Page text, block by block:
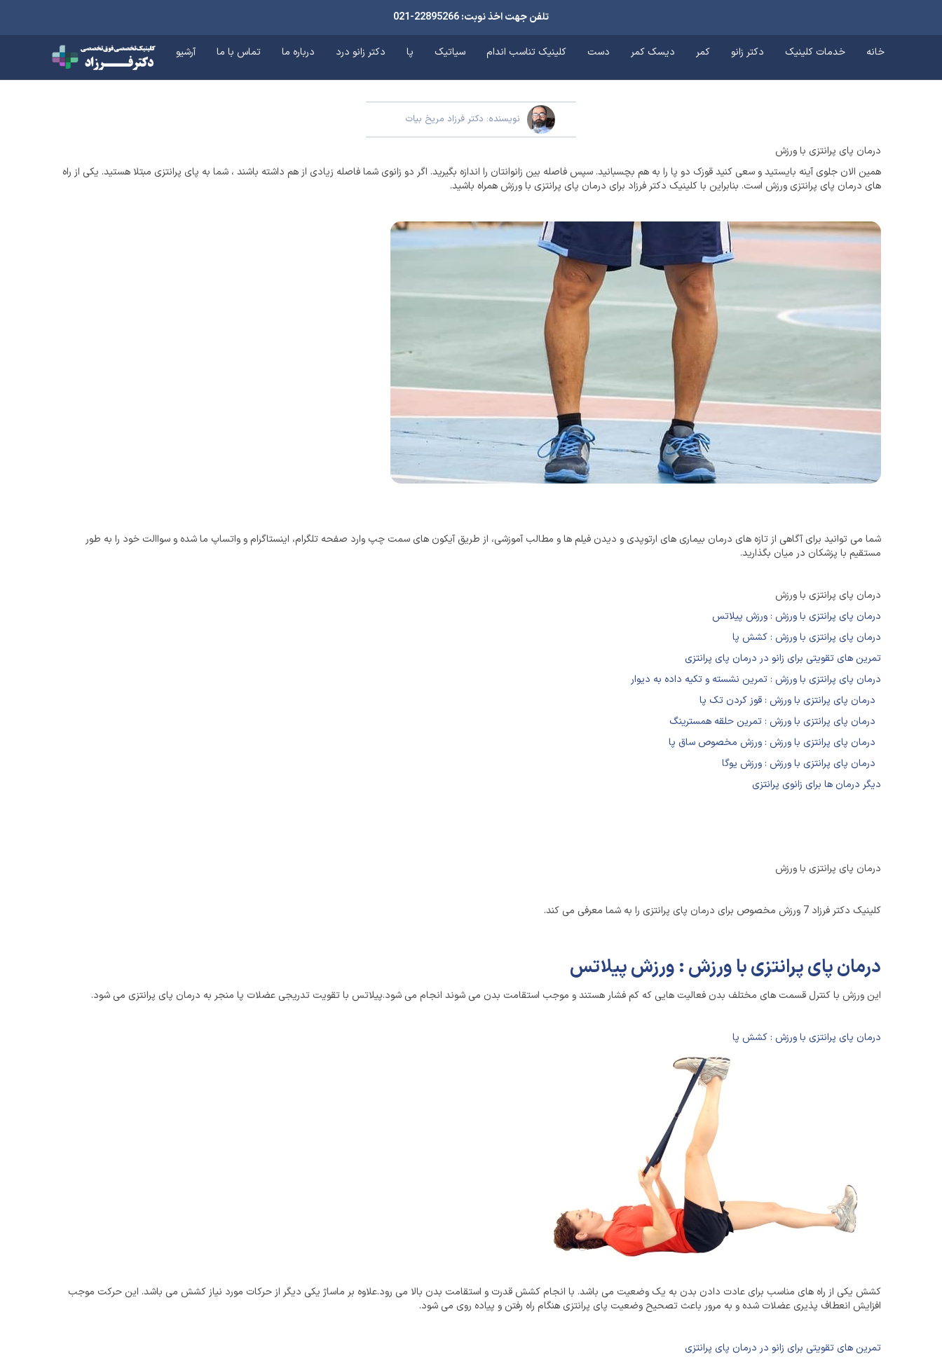
تلفن جهت اخذ نوبت: 22895266-021
خانه خدمات کلینیک دکتر زانو کمر دیسک کمر دست کلینیک تناسب اندام سیاتیک پا دکتر زانو درد درباره ما تماس با ما آرشیو
نویسنده: دکتر فرزاد مریخ بیات
درمان پای پرانتزی با ورزش
همین الان جلوی آینه بایستید و سعی کنید قوزک دو پا را به هم بچسبانید. سپس فاصله بین زانوانتان را اندازه بگیرید. اگر دو زانوی شما فاصله زیادی از هم داشته باشند ، شما به پای پرانتزی مبتلا هستید. یکی از راه
های درمان پای پرانتزی ورزش است. بنابراین با کلینیک دکتر فرزاد برای درمان پای پرانتزی با ورزش همراه باشید.
شما می توانید برای آگاهی از تازه های درمان بیماری های ارتوپدی و دیدن فیلم ها و مطالب آموزشی، از طریق آیکون های سمت چپ وارد صفحه تلگرام، اینستاگرام و واتساپ ما شده و سواالت خود را به طور
مستقیم با پزشکان در میان بگذارید.
درمان پای پرانتزی با ورزش
درمان پای پرانتزی با ورزش : ورزش پیلاتس
درمان پای پرانتزی با ورزش : کشش پا
تمرین های تقویتی برای زانو در درمان پای پرانتزی
درمان پای پرانتزی با ورزش : تمرین نشسته و تکیه داده به دیوار
درمان پای پرانتزی با ورزش : قوز کردن تک پا
درمان پای پرانتزی با ورزش : تمرین حلقه همسترینگ
درمان پای پرانتزی با ورزش : ورزش مخصوص ساق پا
درمان پای پرانتزی با ورزش : ورزش یوگا
دیگر درمان ها برای زانوی پرانتزی
درمان پای پرانتزی با ورزش
کلینیک دکتر فرزاد 7 ورزش مخصوص برای درمان پای پرانتزی را به شما معرفی می کند.
درمان پای پرانتزی با ورزش : ورزش پیلاتس
این ورزش با کنترل قسمت های مختلف بدن فعالیت هایی که کم فشار هستند و موجب استقامت بدن می شوند انجام می شود.پیلاتس با تقویت تدریجی عضلات پا منجر به درمان پای پرانتزی می شود.
درمان پای پرانتزی با ورزش : کشش پا
کشش یکی از راه های مناسب برای عادت دادن بدن به یک وضعیت می باشد. با انجام کشش قدرت و استقامت بدن بالا می رود.علاوه بر ماساژ یکی دیگر از حرکات مورد نیاز کشش می باشد. این حرکت موجب
افزایش انعطاف پذیری عضلات شده و به مرور باعث تصحیح وضعیت پای پرانتزی هنگام راه رفتن و پیاده روی می شود.
تمرین های تقویتی برای زانو در درمان پای پرانتزی